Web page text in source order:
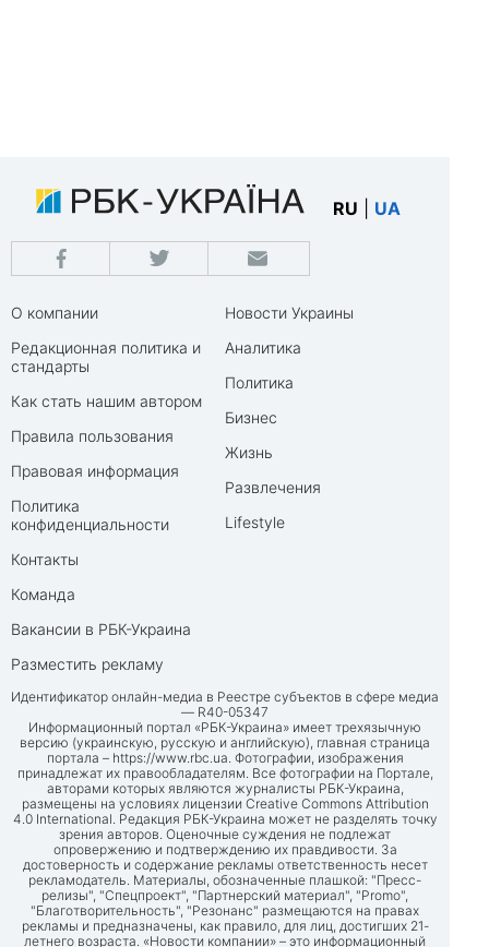
RU UA
О компании
Редакционная политика и
стандарты
Как стать нашим автором
Правила пользования
Правовая информация
Политика
конфиденциальности
Контакты
Команда
Вакансии в РБК-Украина
Разместить рекламу
Новости Украины
Аналитика
Политика
Бизнес
Жизнь
Развлечения
Lifestyle
Идентификатор онлайн-медиа в Реестре субъектов в сфере медиа
— R40-05347
Информационный портал «РБК-Украина» имеет трехязычную
версию (украинскую, русскую и английскую), главная страница
портала – https://www.rbc.ua. Фотографии, изображения
принадлежат их правообладателям. Все фотографии на Портале,
авторами которых являются журналисты РБК-Украина,
размещены на условиях лицензии Creative Commons Attribution
4.0 International. Редакция РБК-Украина может не разделять точку
зрения авторов. Оценочные суждения не подлежат
опровержению и подтверждению их правдивости. За
достоверность и содержание рекламы ответственность несет
рекламодатель. Материалы, обозначенные плашкой: "Пресс-
релизы", "Спецпроект", "Партнерский материал", "Promo",
"Благотворительность", "Резонанс" размещаются на правах
рекламы и предназначены, как правило, для лиц, достигших 21-
летнего возраста. «Новости компании» – это информационный